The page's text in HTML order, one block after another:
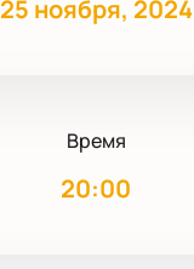
25 ноября, 2024
Время
20:00